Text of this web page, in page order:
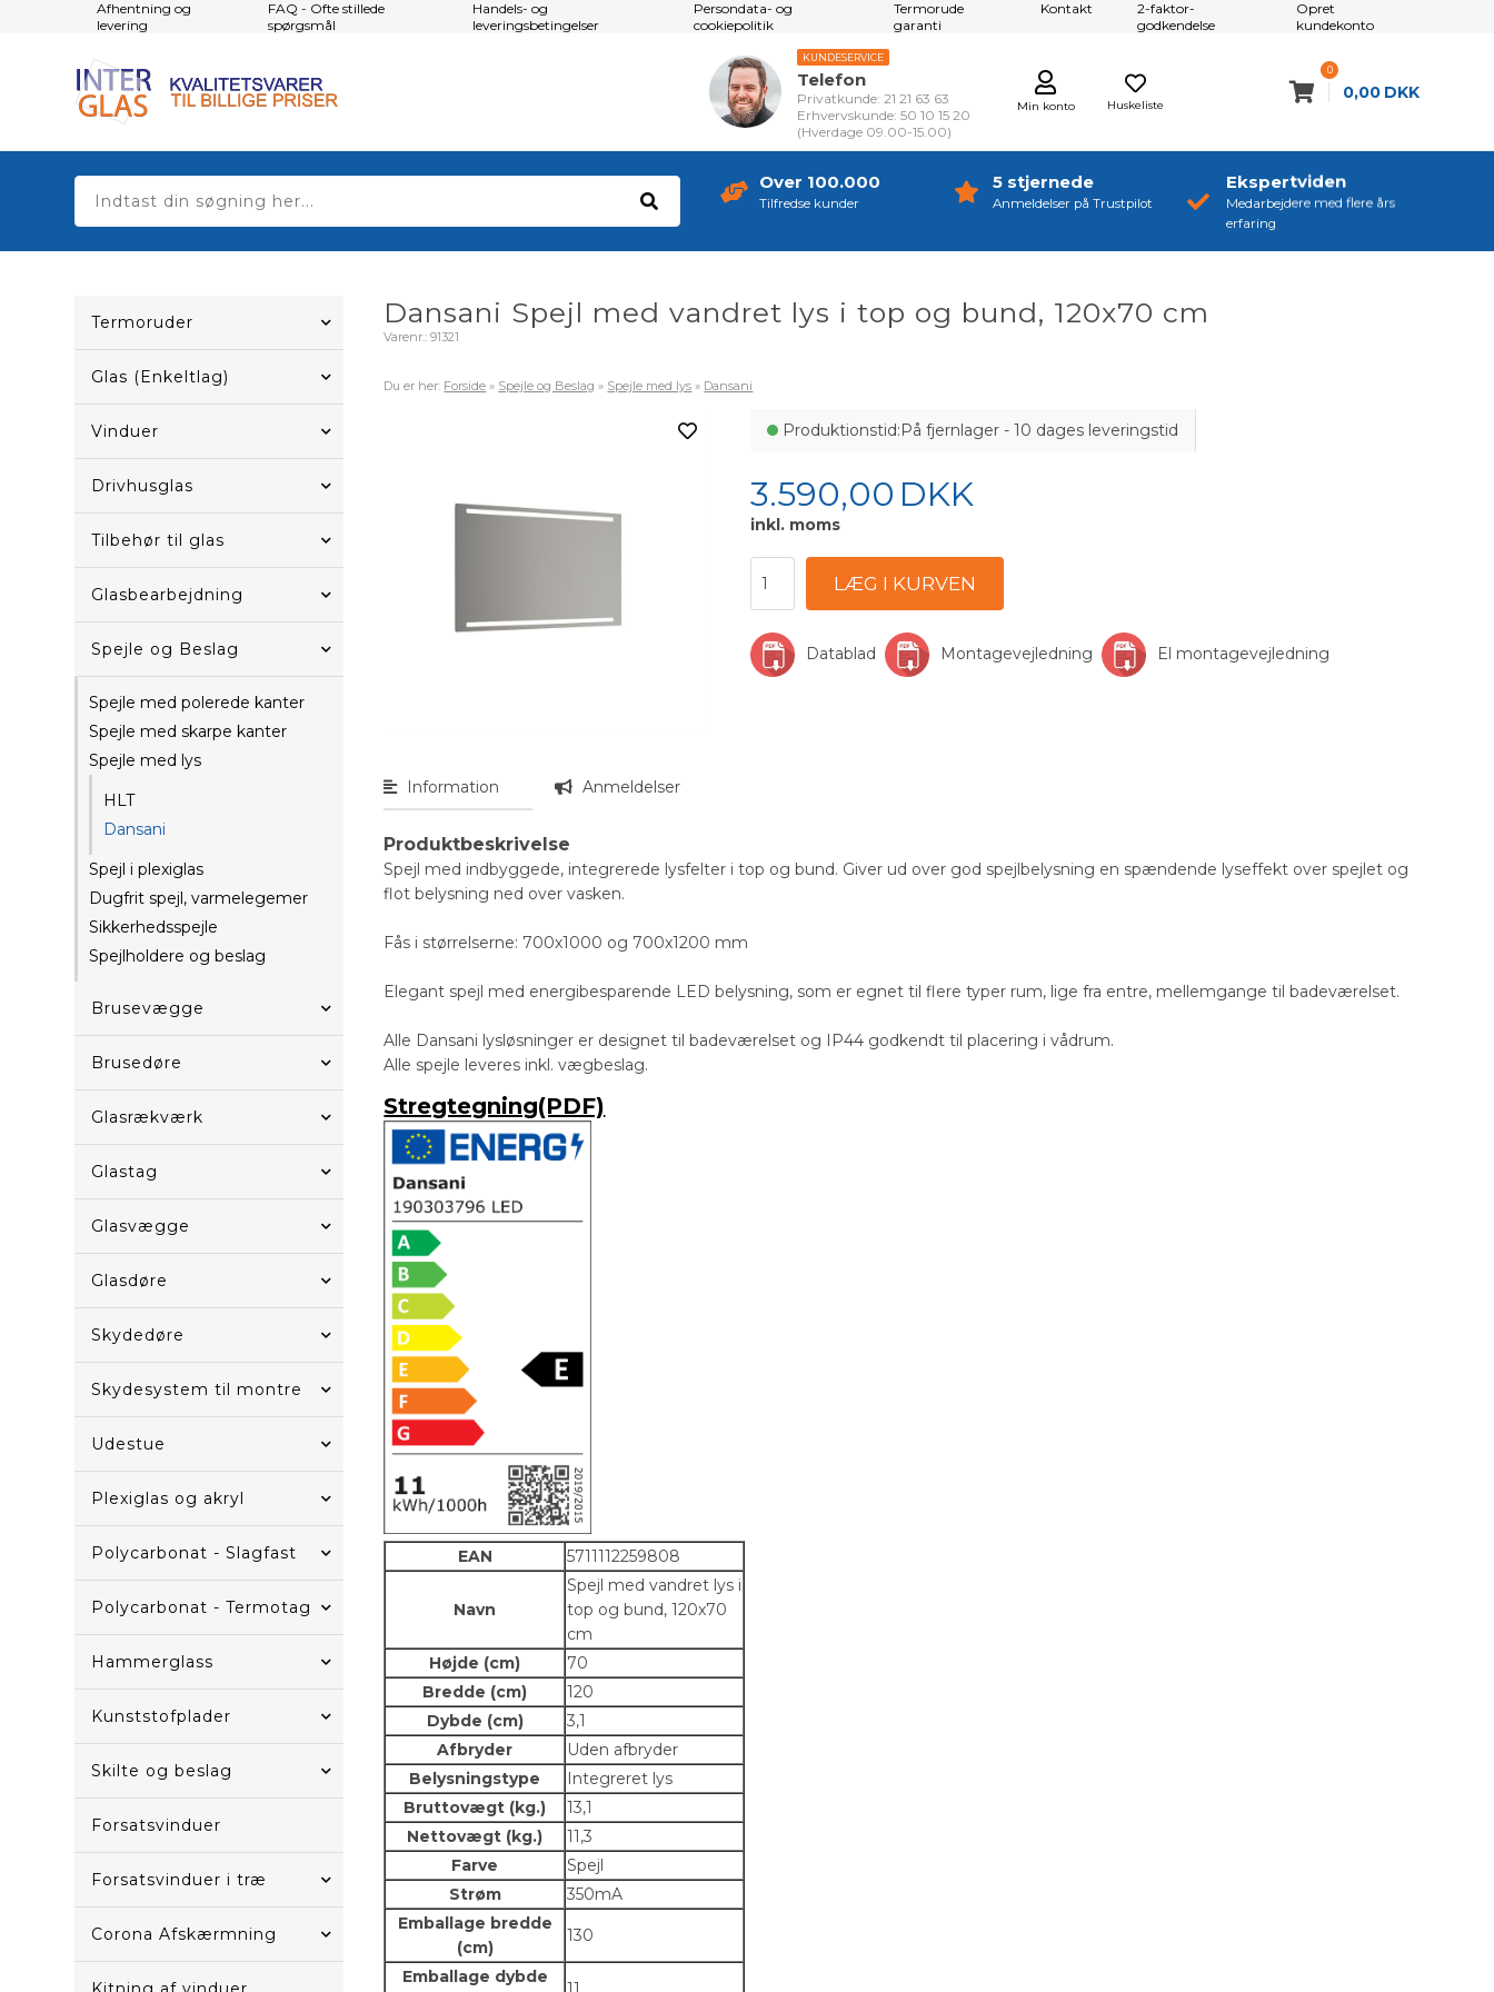
Afhentning og
levering
FAQ - Ofte stillede
spørgsmål
Handels- og
leveringsbetingelser
Persondata- og
cookiepolitik
Termorude
garanti
Kontakt
2-faktor-
godkendelse
Opret
kundekonto
Huskeliste
Min konto
KUNDESERVICE
Telefon
Privatkunde: 21 21 63 63
Erhvervskunde: 50 10 15 20
(Hverdage 09.00-15.00)
0
0,00 DKK
Over 100.000
Tilfredse kunder
5 stjernede
Anmeldelser på Trustpilot
Ekspertviden
Medarbejdere med flere års
erfaring
Termoruder
Glas (Enkeltlag)
Vinduer
Drivhusglas
Tilbehør til glas
Glasbearbejdning
Spejle og Beslag
Spejle med polerede kanter
Spejle med skarpe kanter
Spejle med lys
HLT
Dansani
Spejl i plexiglas
Dugfrit spejl, varmelegemer
Sikkerhedsspejle
Spejlholdere og beslag
Brusevægge
Brusedøre
Glasrækværk
Glastag
Glasvægge
Glasdøre
Skydedøre
Skydesystem til montre
Udestue
Plexiglas og akryl
Polycarbonat - Slagfast
Polycarbonat - Termotag
Hammerglass
Kunststofplader
Skilte og beslag
Forsatsvinduer
Forsatsvinduer i træ
Corona Afskærmning
Dansani Spejl med vandret lys i top og bund, 120x70 cm
Varenr.:91321
Du er her: Forside » Spejle og Beslag » Spejle med lys » Dansani
Produktionstid:På fjernlager - 10 dages leveringstid
3.590,00 DKK
inkl. moms
Datablad Montagevejledning El montagevejledning
Information Anmeldelser
Produktbeskrivelse
Spejl med indbyggede, integrerede lysfelter i top og bund. Giver ud over god spejlbelysning en spændende lyseffekt over spejlet og
flot belysning ned over vasken.
Fås i størrelserne: 700x1000 og 700x1200 mm
Elegant spejl med energibesparende LED belysning, som er egnet til flere typer rum, lige fra entre, mellemgange til badeværelset.
Alle Dansani lysløsninger er designet til badeværelset og IP44 godkendt til placering i vådrum.
Alle spejle leveres inkl. vægbeslag.
Stregtegning(PDF)
EAN 5711112259808
Navn
Spejl med vandret lys i
top og bund, 120x70
cm
Højde (cm)
70
Bredde (cm)
120
Dybde (cm)
3,1
Afbryder
Uden afbryder
Belysningstype
Integreret lys
Bruttovægt (kg.)
13,1
Nettovægt (kg.)
11,3
Farve
Spejl
Strøm
350mA
Emballage bredde
(cm)
130
Emballage dybde